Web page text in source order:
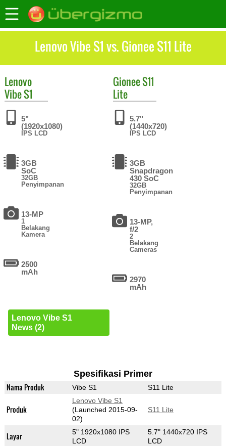
Lenovo Vibe S1 vs. Gionee S11 Lite
Lenovo
Vibe S1
5"
(1920x1080)
IPS LCD
3GB
SoC
32GB
Penyimpanan
13-MP
1
Belakang
Kamera
2500
mAh
Lenovo Vibe S1
News (2)
GioneeS11
Lite
5.7"
(1440x720)
IPS LCD
3GB
Snapdragon
430 SoC
32GB
Penyimpanan
13-MP,
f/2
2
Belakang
Cameras
2970
mAh
Spesifikasi Primer
Nama Produk Vibe S1 S11 Lite
Produk
Lenovo Vibe S1
(Launched 2015-09-
02)
S11 Lite
Layar
5" 1920x1080 IPS
LCD
5.7" 1440x720 IPS
LCD